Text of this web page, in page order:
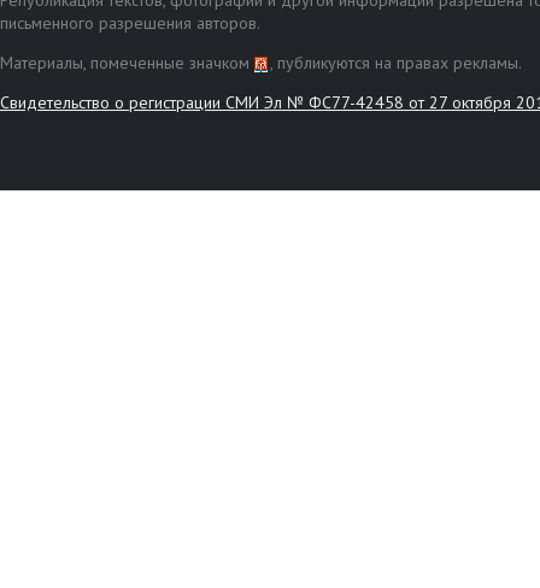
письменного разрешения авторов.
Материалы, помеченные значком
, публикуются на правах рекламы.
Свидетельство о регистрации СМИ Эл № ФС77-42458 от 27 октября